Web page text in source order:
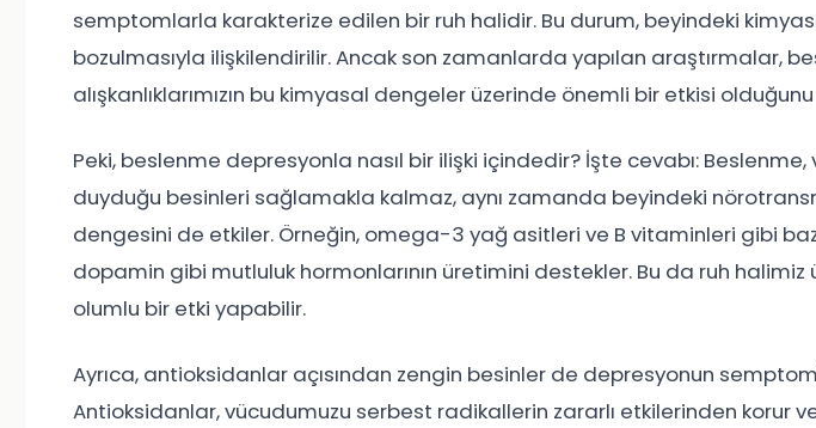
semptomlarla karakterize edilen bir ruh halidir. Bu durum, beyindeki
bozulmasıyla ilişkilendirilir. Ancak son zamanlarda yapılan araştırmalar,
alışkanlıklarımızın bu kimyasal dengeler üzerinde önemli bir etkisi
Peki, beslenme depresyonla nasıl bir ilişki içindedir? İşte cevabı:
duyduğu besinleri sağlamakla kalmaz, aynı zamanda beyindeki
dengesini de etkiler. Örneğin, omega-3 yağ asitleri ve B vitaminleri gibi
dopamin gibi mutluluk hormonlarının üretimini destekler. Bu da ruh
olumlu bir etki yapabilir.
Ayrıca, antioksidanlar açısından zengin besinler de depresyonun
Antioksidanlar, vücudumuzu serbest radikallerin zararlı etkilerinden korur